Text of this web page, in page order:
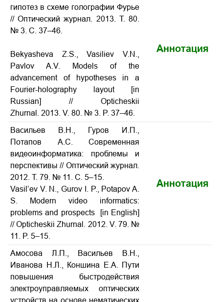
гипотез в схеме голографии Фурье
// Оптический журнал. 2013. Т. 80.
№ 3. С. 37–46.
Bekyasheva Z.S., Vasiliev V.N.,
Pavlov A.V.
Models of the
advancement of hypotheses in a
Fourier-holography layout
[in
Russian] // Opticheskii
Zhurnal. 2013. V. 80. № 3. P. 37–46.
Аннотация
Васильев В.Н., Гуров И.П.,
Потапов А.С. Современная
видеоинформатика: проблемы и
перспективы // Оптический журнал.
2012. Т. 79. № 11. С. 5–15.
Vasil’ev V. N., Gurov I. P., Potapov A.
S. Modern video informatics:
problems and prospects [in English]
// Opticheskii Zhurnal. 2012. V. 79. №
11. P. 5–15.
Аннотация
Амосова Л.П., Васильев В.Н.,
Иванова Н.Л., Коншина Е.А. Пути
повышения быстродействия
электроуправляемых оптических
устройств на основе нематических